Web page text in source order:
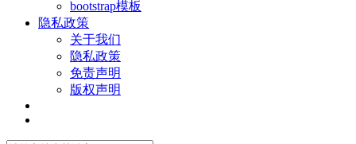
bootstrap模板
隐私政策
关于我们
隐私政策
免责声明
版权声明